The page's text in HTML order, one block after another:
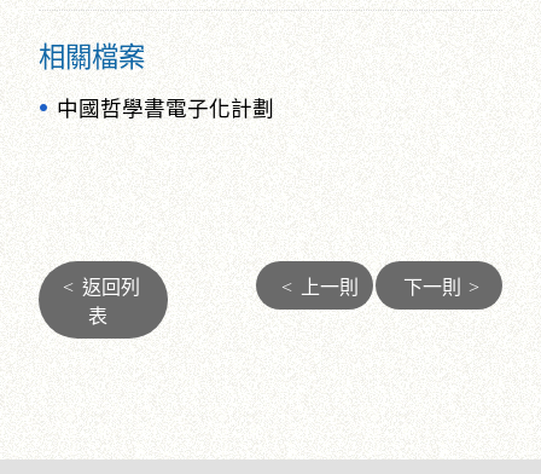
相關檔案
中國哲學書電子化計劃
< 返回列
表
< 上一則 下一則 >